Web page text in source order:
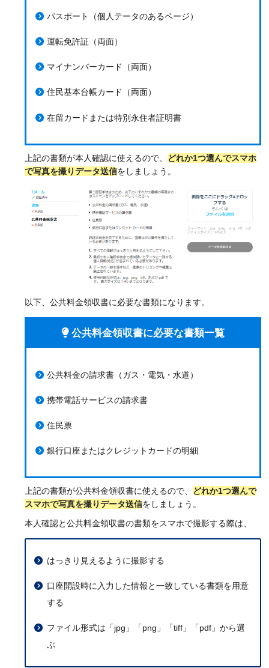
パスポート（個人テータのあるページ）
運転免許証（両面）
マイナンバーカード（両面）
住民基本台帳カード（両面）
在留カードまたは特別永住者証明書
上記の書類が本人確認に使えるので、どれか1つ選んでスマホ
で写真を撮りデータ送信をしましょう。
以下、公共料金領収書に必要な書類になります。
公共料金領収書に必要な書類一覧
公共料金の請求書（ガス・電気・水道）
携帯電話サービスの請求書
住民票
銀行口座またはクレジットカードの明細
上記の書類が公共料金領収書に使えるので、どれか1つ選んで
スマホで写真を撮りデータ送信をしましょう。
本人確認と公共料金領収書の書類をスマホで撮影する際は、
はっきり見えるように撮影する
口座開設時に入力した情報と一致している書類を用意
する
ファイル形式は「jpg」「png」「tiff」「pdf」から選
ぶ